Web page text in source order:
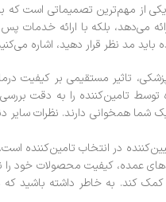
یکی از مهم‌ترین تصمیماتی است
می‌دهد، بلکه با ارائه
مد نظر قرار دهید، اشاره
تاثیر مستقیمی بر کیفیت
توسط تامین‌کننده را به دقت
شما همخوانی دارند. نظرات
در انتخاب تامین‌کننده
عمده، کیفیت محصولات خود
کند. به خاطر داشته باشید